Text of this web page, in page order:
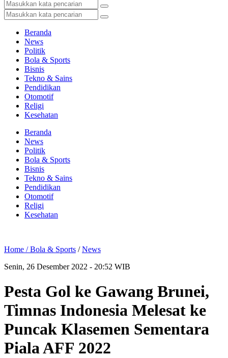
Beranda
News
Politik
Bola & Sports
Bisnis
Tekno & Sains
Pendidikan
Otomotif
Religi
Kesehatan
Beranda
News
Politik
Bola & Sports
Bisnis
Tekno & Sains
Pendidikan
Otomotif
Religi
Kesehatan
Home /Bola & Sports /News
Senin, 26 Desember 2022 - 20:52 WIB
Pesta Gol ke Gawang Brunei,
Timnas Indonesia Melesat ke
Puncak Klasemen Sementara
Piala AFF 2022